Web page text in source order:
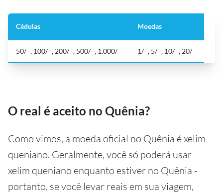
Cédulas Moedas
50/=, 100/=, 200/=, 500/=, 1.000/= 1/=, 5/=, 10/=, 20/=
O real é aceito no Quênia?
Como vimos, a moeda oficial no Quênia é xelim
queniano. Geralmente, você só poderá usar
xelim queniano enquanto estiver no Quênia -
portanto, se você levar reais em sua viagem,